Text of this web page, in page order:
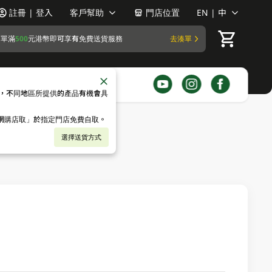
註冊 | 登入 客戶幫助 門店位置 EN | 中
滿500元港幣即可享有免費送貨服務 去湊單
不同地區所提供的產品有機會具
店取」於指定門店免費自取。
選擇送貨方式